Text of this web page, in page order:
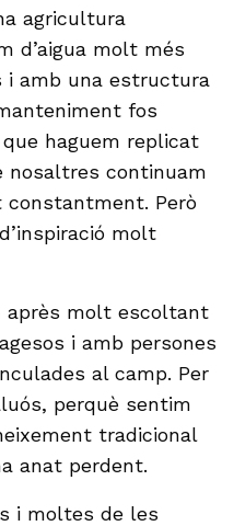
agricultura
d’aigua molt més
i amb una estructura
fos
haguem replicat
nosaltres continuam
Però
molt
après molt escoltant
i amb persones
al camp. Per
perquè sentim
tradicional
anat perdent.
i moltes de les